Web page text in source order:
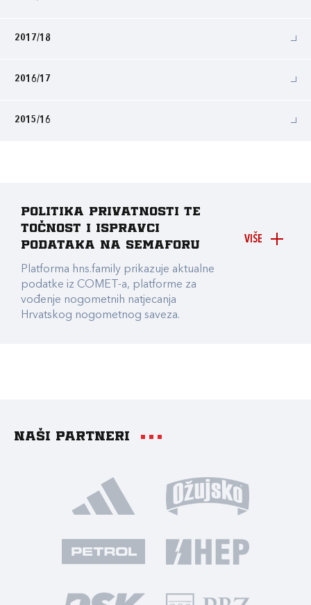
2017/18
2016/17
2015/16
VIŠE
Politika privatnosti te
točnost i ispravci
podataka na Semaforu
Platforma hns.family prikazuje aktualne
podatke iz COMET-a, platforme za
vođenje nogometnih natjecanja
Hrvatskog nogometnog saveza.
Naši partneri